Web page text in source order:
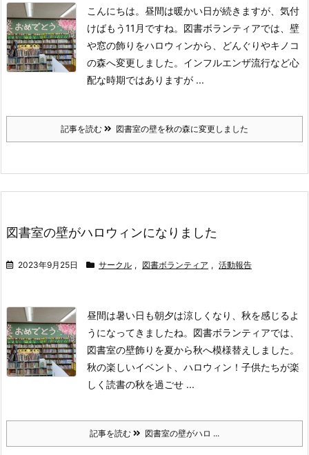
こんにちは。 昼間は暖かい日が続きますが、気付
けばもう11月ですね。 図書ボランティアでは、壁
や窓の飾りをハロウィンから、どんぐりやキノコ
の森へ変更しました。 インフルエンザ流行など心
配な時期ではありますが ...
記事を読む 図書室の壁を秋の森に変更しました
図書室の壁がハロウィンになりました
2023年9月25日 サークル , 図書ボランティア , 活動報告
昼間は暑い日も朝夕は涼しくなり、秋を感じるよ
うになってきましたね。 図書ボランティアでは、
図書室の壁飾りを夏から秋へ模様替えしました。
秋の楽しいイベント、ハロウィン！ 子供たちが楽
しく読書の秋を過ごせ ...
記事を読む 図書室の壁がハロ ...